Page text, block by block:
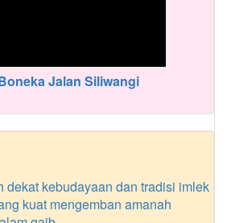
Jalan Siliwangi
dekat kebudayaan dan tradisi imlek
kuat mengemban amanah